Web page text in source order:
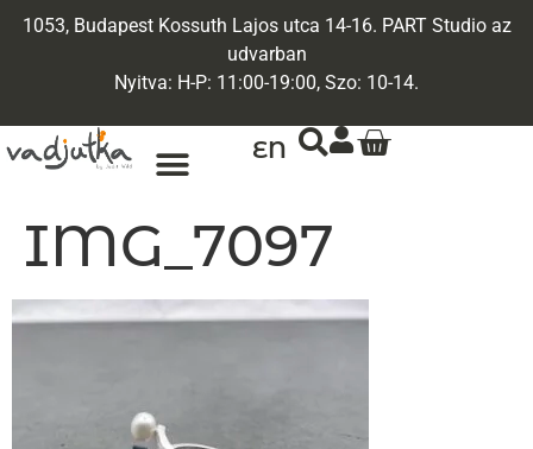
1053, Budapest Kossuth Lajos utca 14-16. PART Studio az
udvarban
Nyitva: H-P: 11:00-19:00, Szo: 10-14.
EN
IMG_7097